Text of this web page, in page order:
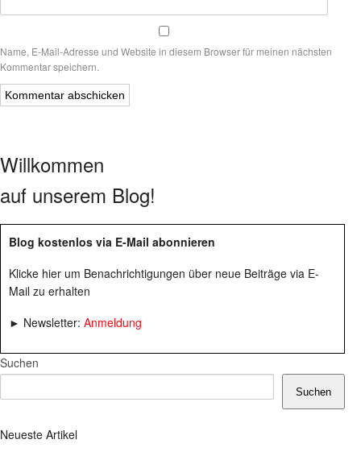
Name, E-Mail-Adresse und Website in diesem Browser für meinen nächsten
Kommentar speichern.
Willkommen
auf unserem Blog!
Blog kostenlos via E-Mail abonnieren
Klicke hier um Benachrichtigungen über neue Beiträge via E-
Mail zu erhalten
► Newsletter: Anmeldung
Suchen
Suchen
Neueste Artikel